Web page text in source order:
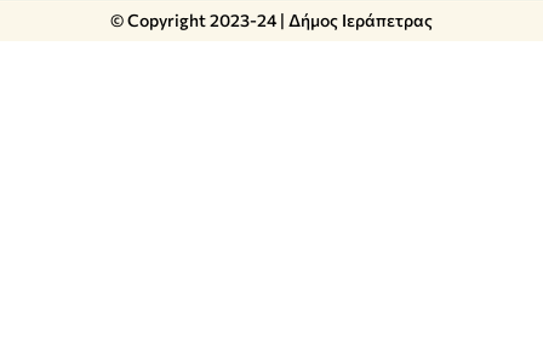
© Copyright 2023-24 | Δήμος Ιεράπετρας